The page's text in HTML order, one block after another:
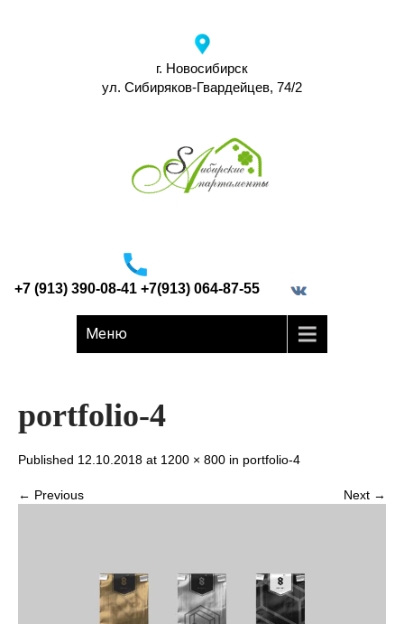
г. Новосибирск
ул. Сибиряков-Гвардейцев, 74/2
+7 (913) 390-08-41 +7(913) 064-87-55
Меню
portfolio-4
Published 12.10.2018 at 1200 × 800 in portfolio-4
← Previous Next →